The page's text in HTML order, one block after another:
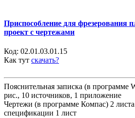
Приспособление для фрезерования
проект с чертежами
Код: 02.01.03.01.15
Как тут скачать?
Пояснительная записка (в программе
рис., 10 источников, 1 приложение
Чертежи (в программе Компас) 2
спецификации 1 лист